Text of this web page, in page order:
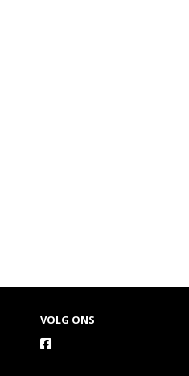
VOLG ONS